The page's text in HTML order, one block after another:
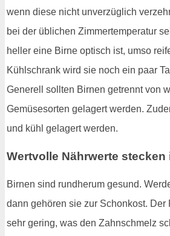
wenn diese nicht unverzüglich
bei der üblichen Zimmertemperatur
heller eine Birne optisch ist, umso
Kühlschrank wird sie noch ein paar
Generell sollten Birnen getrennt von
Gemüsesorten gelagert werden.
und kühl gelagert werden.
Wertvolle Nährwerte stecken
Birnen sind rundherum gesund.
dann gehören sie zur Schonkost. Der
sehr gering, was den Zahnschmelz